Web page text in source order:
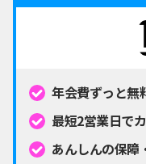
年会費ずっと無
最短2営業日で
あんしんの保障